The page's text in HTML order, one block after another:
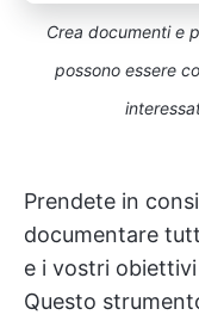
Crea documenti e
possono essere
Prendete in
documentare
e i vostri
Questo